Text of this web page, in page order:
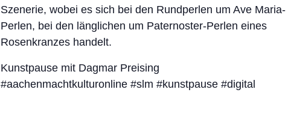
Szenerie, wobei es sich bei den Rundperlen um Ave Maria-
Perlen, bei den länglichen um Paternoster-Perlen eines
Rosenkranzes handelt.
Kunstpause mit Dagmar Preising
#aachenmachtkulturonline #slm #kunstpause #digital